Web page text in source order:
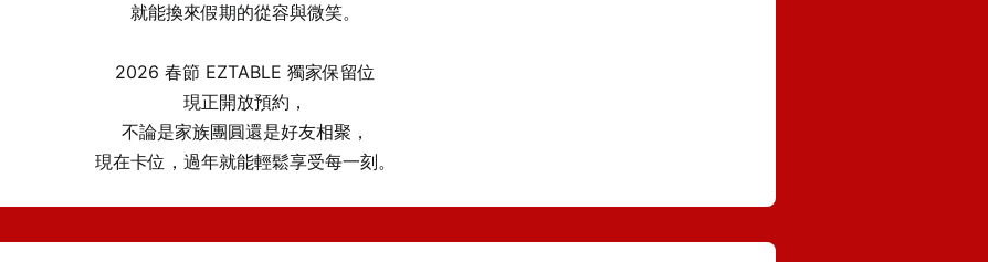
就能換來假期的從容與微笑。
2026 春節 EZTABLE 獨家保留位
現正開放預約，
不論是家族團圓還是好友相聚，
現在卡位，過年就能輕鬆享受每一刻。